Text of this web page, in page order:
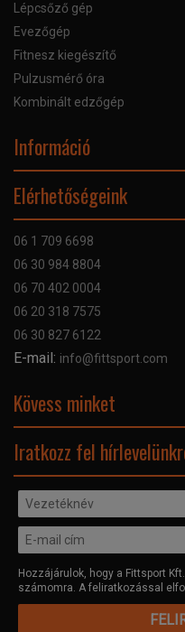
Lépcsőző gép
Evezőgép
Fitnesz kiegészítő
Pulzusmérő óra
Kombinált edzőgép
Információ
Bankkártyás fizetés
Adatvédelmi nyilatkozat
Elérhetőségeink
06 1 709 6698
06 30 984 8804
06 70 402 0004
06 20 318 7575
06 30 827 6122
E-mail: info@fittsport.com
Kövess minket
Iratkozz fel
Hozzájárulok, hogy a Fittsport
számomra. A